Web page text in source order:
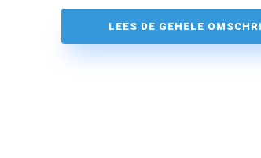
LEES DE GEHELE